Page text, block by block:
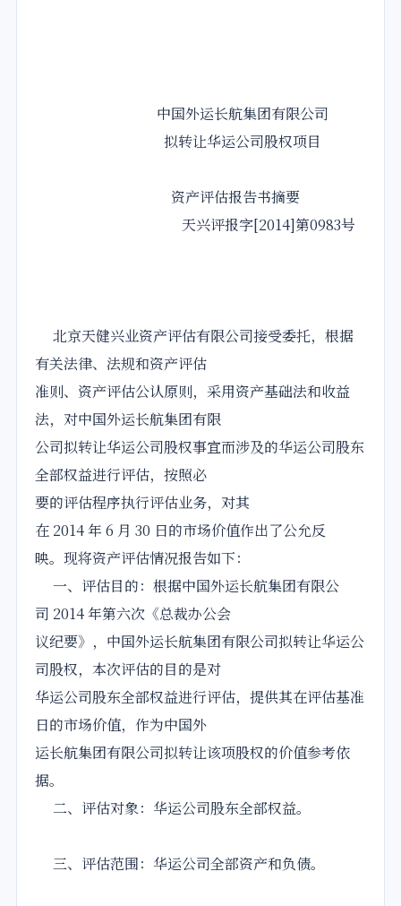
中国外运长航集团有限公司
拟转让华运公司股权项目
资产评估报告书摘要
天兴评报字[2014]第0983号
北京天健兴业资产评估有限公司接受委托，根据
有关法律、法规和资产评估
准则、资产评估公认原则，采用资产基础法和收益
法，对中国外运长航集团有限
公司拟转让华运公司股权事宜而涉及的华运公司股东
全部权益进行评估，按照必
要的评估程序执行评估业务，对其
在 2014 年 6 月 30 日的市场价值作出了公允反
映。现将资产评估情况报告如下：
一、评估目的：根据中国外运长航集团有限公
司 2014 年第六次《总裁办公会
议纪要》，中国外运长航集团有限公司拟转让华运公
司股权，本次评估的目的是对
华运公司股东全部权益进行评估，提供其在评估基准
日的市场价值，作为中国外
运长航集团有限公司拟转让该项股权的价值参考依
据。
二、评估对象：华运公司股东全部权益。
三、评估范围：华运公司全部资产和负债。